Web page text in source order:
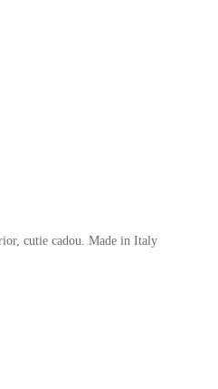
cutie cadou. Made in Italy